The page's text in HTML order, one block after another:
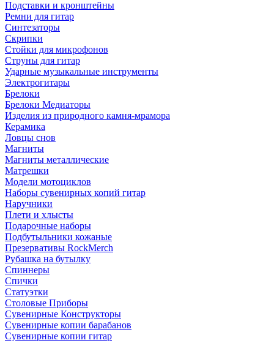
Подставки и кронштейны
Ремни для гитар
Синтезаторы
Скрипки
Стойки для микрофонов
Струны для гитар
Ударные музыкальные инструменты
Электрогитары
Брелоки
Брелоки Медиаторы
Изделия из природного камня-мрамора
Керамика
Ловцы снов
Магниты
Магниты металлические
Матрешки
Модели мотоциклов
Наборы сувенирных копий гитар
Наручники
Плети и хлысты
Подарочные наборы
Подбутыльники кожаные
Презервативы RockMerch
Рубашка на бутылку
Спиннеры
Спички
Статуэтки
Столовые Приборы
Сувенирные Конструкторы
Сувенирные копии барабанов
Сувенирные копии гитар